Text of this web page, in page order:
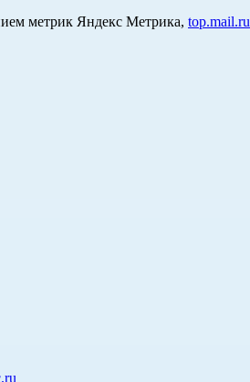
метрик Яндекс Метрика, top.mail.ru